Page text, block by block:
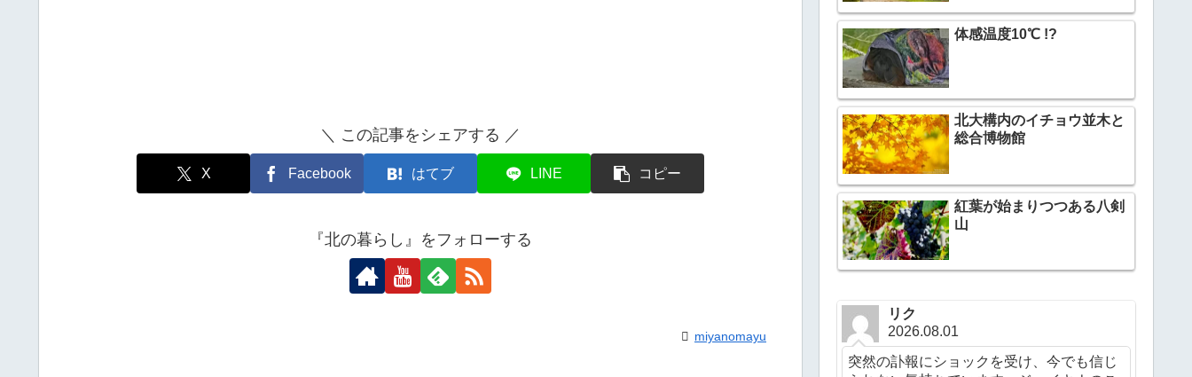
＼ この記事をシェアする ／
X Facebook はてブ LINE コピー
『北の暮らし』をフォローする
miyanomayu
体感温度10℃ !?
北大構内のイチョウ並木と
総合博物館
紅葉が始まりつつある八剣
山
リク
2026.08.01
突然の訃報にショックを受け、今でも信じ